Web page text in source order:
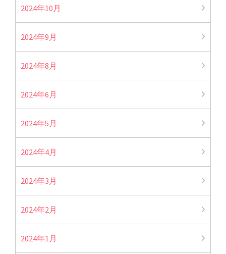
2024年10月
2024年9月
2024年8月
2024年6月
2024年5月
2024年4月
2024年3月
2024年2月
2024年1月